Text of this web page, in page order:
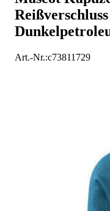
MASCOT
Art.-Nr.:c73811729